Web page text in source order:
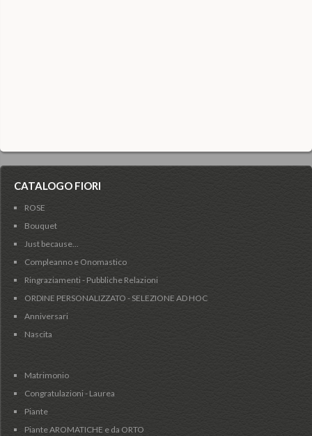
CATALOGO FIORI
ROSE
Bouquet
Just because...
Compleanno e Onomastico
Ringraziamenti - Pubbliche Relazioni
ORDINE PERSONALIZZATO - SELEZIONE AD HOC
Anniversari
Nascita
Matrimonio
Congratulazioni - Laurea
Piante
Piante AROMATICHE e da ORTO